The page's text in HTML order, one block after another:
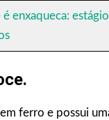
é enxaqueca:
ferro e possui